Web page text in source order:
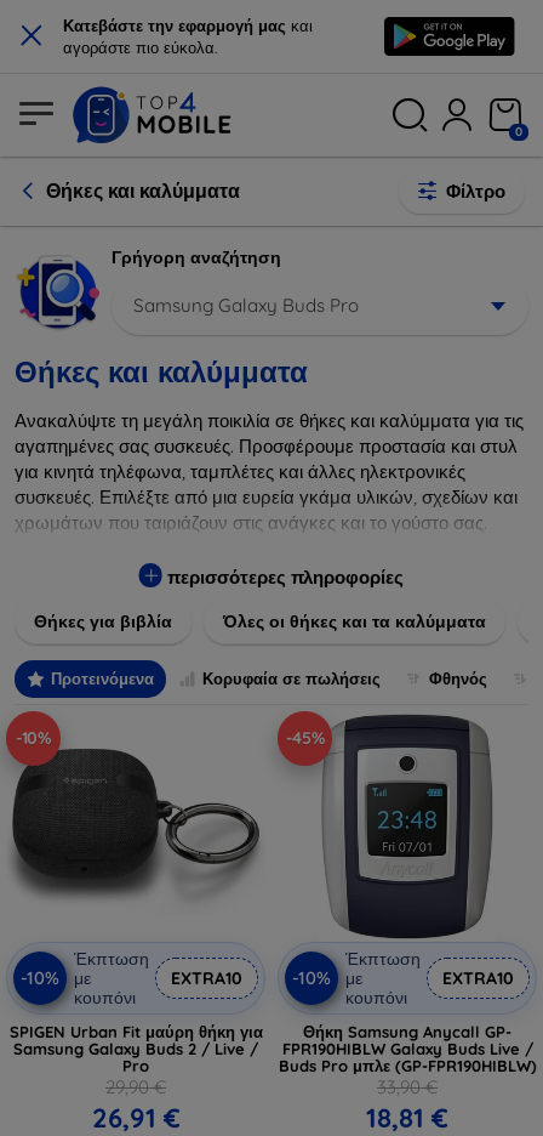
× Κατεβάστε την εφαρμογή μας και
αγοράστε πιο εύκολα.
0
Θήκες και καλύμματα Φίλτρο
Γρήγορη αναζήτηση
Samsung Galaxy Buds Pro
Θήκες και καλύμματα
Ανακαλύψτε τη μεγάλη ποικιλία σε θήκες και καλύμματα για τις
αγαπημένες σας συσκευές. Προσφέρουμε προστασία και στυλ
για κινητά τηλέφωνα, ταμπλέτες και άλλες ηλεκτρονικές
συσκευές. Επιλέξτε από μια ευρεία γκάμα υλικών, σχεδίων και
χρωμάτων που ταιριάζουν στις ανάγκες και το γούστο σας.
πτώσεις και άλλες φθορές, ενώ παράλληλα δίνετε ένα
και τη διάρκεια ζωής των συσκευών σας με τις κορυφαίες
περισσότερες πληροφορίες
Θήκες για βιβλία Όλες οι θήκες και τα καλύμματα
Προτεινόμενα Κορυφαία σε πωλήσεις Φθηνός
-10%
-10%
Έκπτωση
με
κουπόνι
EXTRA10
SPIGEN Urban Fit μαύρη θήκη για
Samsung Galaxy Buds 2 / Live /
Pro
29,90 €
26,91 €
-45%
-10%
Έκπτωση
με
κουπόνι
EXTRA10
Θήκη Samsung Anycall GP-
FPR190HIBLW Galaxy Buds Live /
Buds Pro μπλε (GP-FPR190HIBLW)
33,90 €
18,81 €